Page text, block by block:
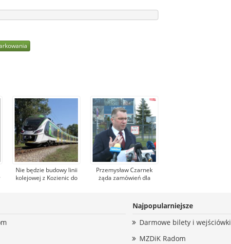
Nie będzie budowy linii
kolejowej z Kozienic do
Przemysław Czarnek
żąda zamówień dla
odpowiada, że
kandydat na premieraNajpopularniejsze
Darmowe bilety i wejściówki
MZDiK Radom